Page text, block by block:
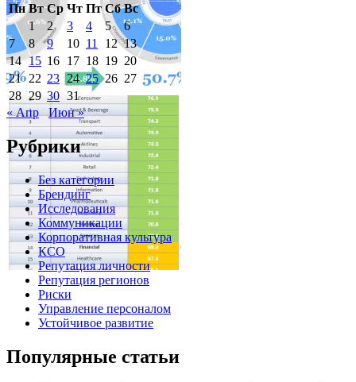
Пн Вт Ср Чт Пт Сб Вс
1
2 3 4 5
6
7
8 9 10 11 12 13
14 15 16 17 18 19 20
21 22 23 24 25 26 27
28 29 30 31
« Апр
Июн »
Рубрики
Без категории
Брендинг
Исследования
Коммуникации
Корпоративная культура
КСО
Репутация личности
Репутация регионов
Риски
Управление персоналом
Устойчивое развитие
Популярные статьи